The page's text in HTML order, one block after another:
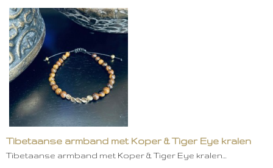
Tibetaanse armband met Koper & Tiger Eye kralen
Tibetaanse armband met Koper & Tiger Eye kralen…